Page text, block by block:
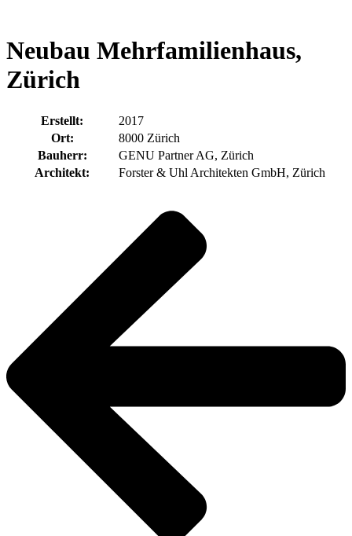
Neubau Mehrfamilienhaus,
Zürich
Erstellt:
2017
Ort:
8000 Zürich
Bauherr:
GENU Partner AG, Zürich
Architekt:
Forster & Uhl Architekten GmbH, Zürich